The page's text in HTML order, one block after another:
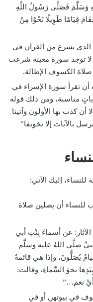
وَسَلَّمَ فَصَلَّى رَسُولُ اللَّهِ
قِيَامًا طَوِيلًا نَحْوًا مِنْ
الذي يشرع من القرآن في
لا توجد سورة معينة شرعت
الكسوف الإطالة.
تقرأ سورة الإسراء في
مناسبة، ومن ذلك قوله
أن كذب بها الأولون وآتينا
بالآيات إلا تخويفا”
إليك الآتي:
للنساء أن يصلين صلاة
عن أسماءَ بِنْتِ أبي
صلَّى اللهُ عليه وسلَّم
يُصَلُّونَ، وإذا هي قائمةٌ
نحوَ السَّماءِ، وقالت:
نعم…”
في بيوتهن أو في